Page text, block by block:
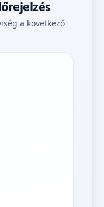
a következő